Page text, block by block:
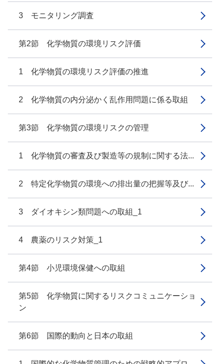
3 モニタリング調査
第2節 化学物質の環境リスク評価
1 化学物質の環境リスク評価の推進
2 化学物質の内分泌かく乱作用問題に係る取組
第3節 化学物質の環境リスクの管理
1 化学物質の審査及び製造等の規制に関する法...
2 特定化学物質の環境への排出量の把握等及び...
3 ダイオキシン類問題への取組_1
4 農薬のリスク対策_1
第4節 小児環境保健への取組
第5節 化学物質に関するリスクコミュニケーショ
ン
第6節 国際的動向と日本の取組